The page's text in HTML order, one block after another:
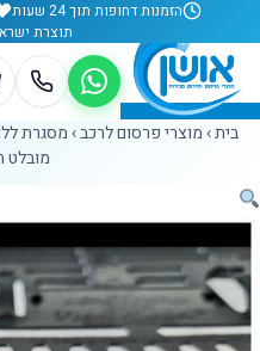
דלג לתוכןהזמנות דחופות תוך 24 שעות
תוצרת
בית› מוצרי פרסום לרכב› מסגרת
מובלט